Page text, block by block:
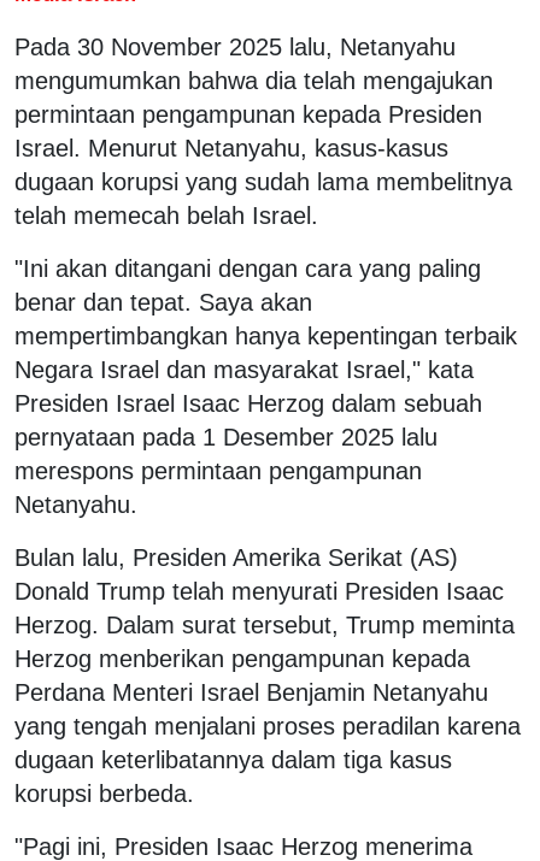
Pada 30 November 2025 lalu, Netanyahu
mengumumkan bahwa dia telah mengajukan
permintaan pengampunan kepada Presiden
Israel. Menurut Netanyahu, kasus-kasus
dugaan korupsi yang sudah lama membelitnya
telah memecah belah Israel.
"Ini akan ditangani dengan cara yang paling
benar dan tepat. Saya akan
mempertimbangkan hanya kepentingan terbaik
Negara Israel dan masyarakat Israel," kata
Presiden Israel Isaac Herzog dalam sebuah
pernyataan pada 1 Desember 2025 lalu
merespons permintaan pengampunan
Netanyahu.
Bulan lalu, Presiden Amerika Serikat (AS)
Donald Trump telah menyurati Presiden Isaac
Herzog. Dalam surat tersebut, Trump meminta
Herzog menberikan pengampunan kepada
Perdana Menteri Israel Benjamin Netanyahu
yang tengah menjalani proses peradilan karena
dugaan keterlibatannya dalam tiga kasus
korupsi berbeda.
"Pagi ini, Presiden Isaac Herzog menerima